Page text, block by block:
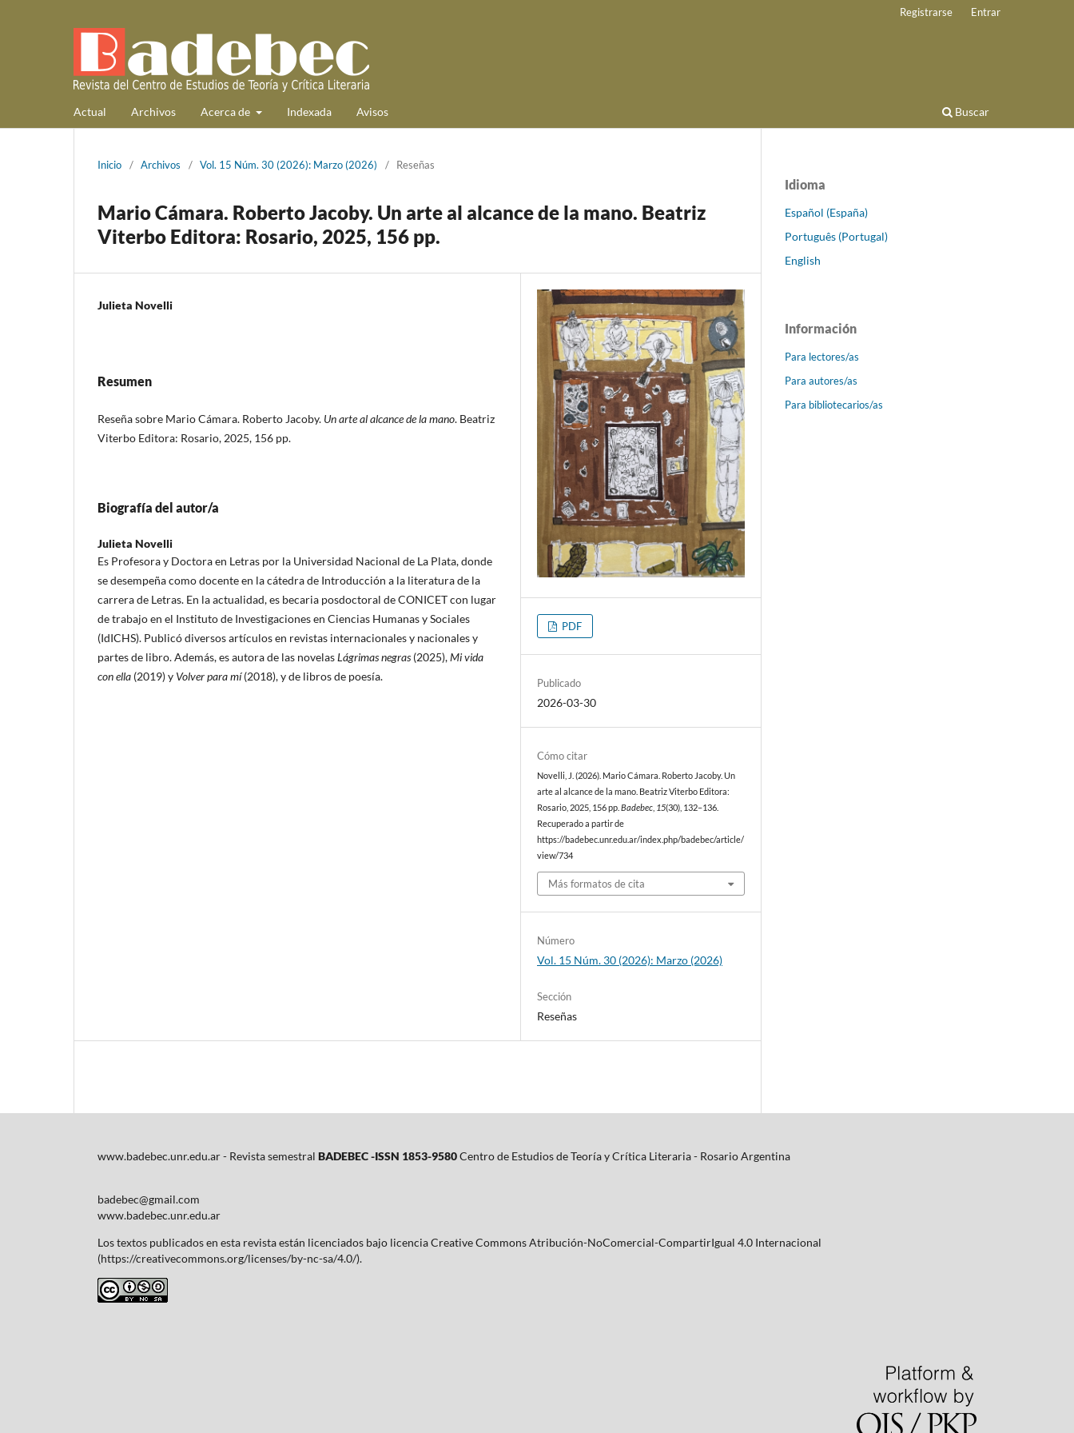
Actual Archivos Acerca de Indexada Avisos Buscar
Registrarse Entrar
Inicio / Archivos / Vol. 15 Núm. 30 (2026): Marzo (2026) / Reseñas
Mario Cámara. Roberto Jacoby. Un arte al alcance de la mano. Beatriz
Viterbo Editora: Rosario, 2025, 156 pp.
Julieta Novelli
Resumen
Reseña sobre Mario Cámara. Roberto Jacoby. Un arte al alcance de la mano. Beatriz
Viterbo Editora: Rosario, 2025, 156 pp.
Biografía del autor/a
Julieta Novelli
Es Profesora y Doctora en Letras por la Universidad Nacional de La Plata, donde
se desempeña como docente en la cátedra de Introducción a la literatura de la
carrera de Letras. En la actualidad, es becaria posdoctoral de CONICET con lugar
de trabajo en el Instituto de Investigaciones en Ciencias Humanas y Sociales
(IdICHS). Publicó diversos artículos en revistas internacionales y nacionales y
partes de libro. Además, es autora de las novelasLágrimas negras (2025),Mi vida
con ella (2019) y Volver para mí(2018), y de libros de poesía.
PDF
Publicado
2026-03-30
Cómo citar
Novelli, J. (2026). Mario Cámara. Roberto Jacoby. Un
arte al alcance de la mano. Beatriz Viterbo Editora:
Rosario, 2025, 156 pp.Badebec 15(30), 132–136.
Recuperado a partir de
https://badebec.unr.edu.ar/index.php/badebec/article/
view/734
Más formatos de cita
Número
Vol. 15 Núm. 30 (2026): Marzo (2026)
Sección
Reseñas
Idioma
Español (España)
Português (Portugal)
English
Información
Para lectores/as
Para autores/as
Para bibliotecarios/as
www.badebec.unr.edu.ar - Revista semestral BADEBEC -ISSN 1853-9580Centro de Estudios de Teoría y Crítica Literaria - Rosario Argentina
badebec@gmail.com
www.badebec.unr.edu.ar
Los textos publicados en esta revista están licenciados bajo licencia Creative Commons Atribución-NoComercial-CompartirIgual 4.0 Internacional
(https://creativecommons.org/licenses/by-nc-sa/4.0/).